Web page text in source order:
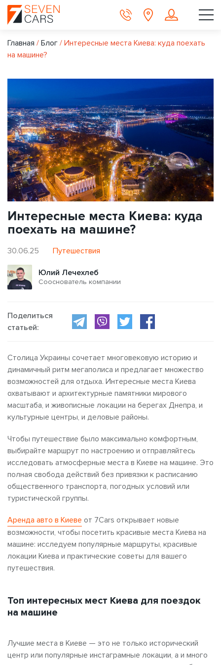
Главная / Блог / Интересные места Киева: куда поехать
на машине?
Интересные места Киева: куда
поехать на машине?
30.06.25 Путешествия
Юлий Лечехлеб
Сооснователь компании
Поделиться
статьей:
Столица Украины сочетает многовековую историю и
динамичный ритм мегаполиса и предлагает множество
возможностей для отдыха. Интересные места Киева
охватывают и архитектурные памятники мирового
масштаба, и живописные локации на берегах Днепра, и
культурные центры, и деловые районы.
Чтобы путешествие было максимально комфортным,
выбирайте маршрут по настроению и отправляйтесь
исследовать атмосферные места в Киеве на машине. Это
полная свобода действий без привязки к расписанию
общественного транспорта, погодных условий или
туристической группы.
Аренда авто в Киеве от 7Cars открывает новые
возможности, чтобы посетить красивые места Киева на
машине: исследуем популярные маршруты, красивые
локации Киева и практические советы для вашего
путешествия.
Топ интересных мест Киева для поездок
на машине
Лучшие места в Киеве — это не только исторический
центр или популярные инстаграмные локации, а и много